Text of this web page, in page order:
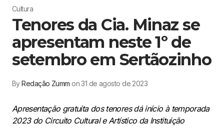
Cultura
Tenores da Cia. Minaz se
apresentam neste 1º de
setembro em Sertãozinho
ByRedação Zumm on 31 de agosto de 2023
Apresentação gratuita dos tenores dá início à temporada
2023 do Circuito Cultural e Artístico da Instituição